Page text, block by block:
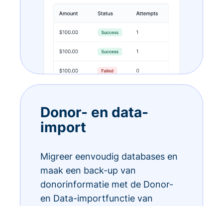
Donor- en data-
import
Migreer eenvoudig databases en
maak een back-up van
donorinformatie met de Donor-
en Data-importfunctie van